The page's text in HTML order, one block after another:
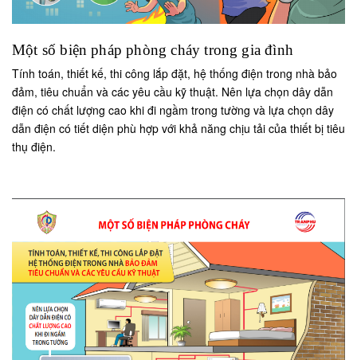
Một số biện pháp phòng cháy trong gia đình
Tính toán, thiết kế, thi công lắp đặt, hệ thống điện trong nhà bảo
đảm, tiêu chuẩn và các yêu cầu kỹ thuật. Nên lựa chọn dây dẫn
điện có chất lượng cao khi đi ngầm trong tường và lựa chọn dây
dẫn điện có tiết diện phù hợp với khả năng chịu tải của thiết bị tiêu
thụ điện.